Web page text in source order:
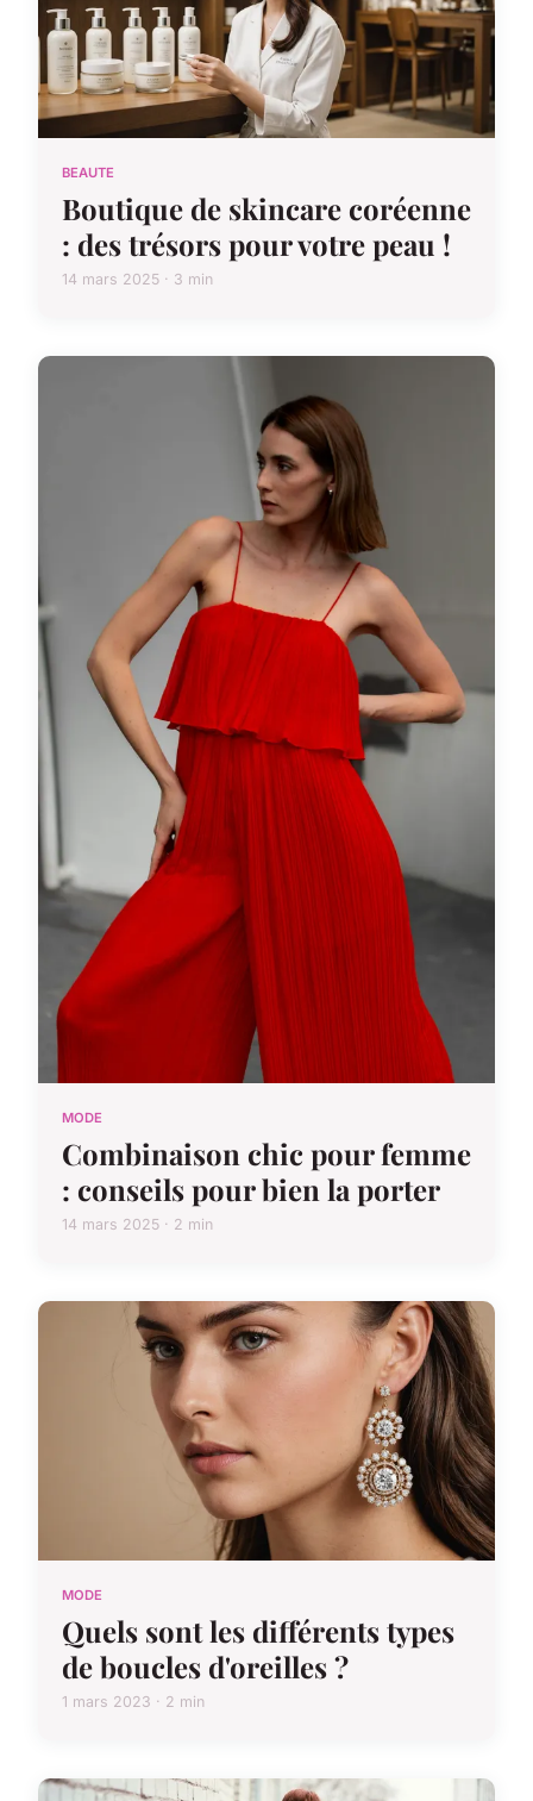
BEAUTE
Boutique de skincare coréenne
: des trésors pour votre peau !
14 mars 2025 · 3 min
MODE
Combinaison chic pour femme
: conseils pour bien la porter
14 mars 2025 · 2 min
MODE
Quels sont les différents types
de boucles d'oreilles ?
1 mars 2023 · 2 min